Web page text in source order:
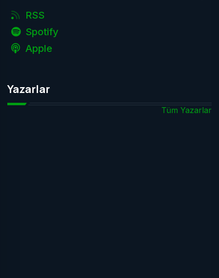
RSS
Spotify
Apple
Yazarlar
Tüm Yazarlar